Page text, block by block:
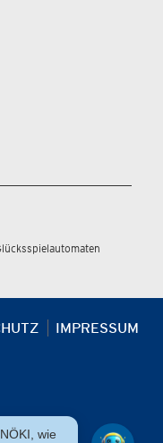
IMPRESSUM
wie